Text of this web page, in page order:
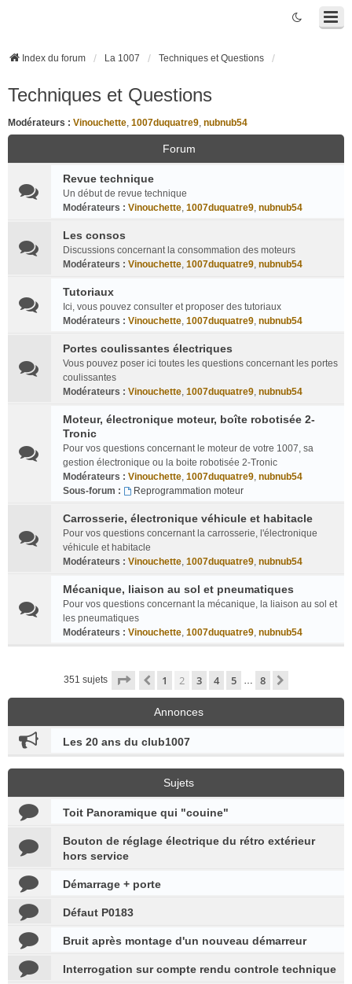
Index du forum La 1007 Techniques et Questions
Techniques et Questions
Modérateurs : Vinouchette, 1007duquatre9, nubnub54
Forum
Revue technique
Un début de revue technique
Modérateurs : Vinouchette, 1007duquatre9, nubnub54
Les consos
Discussions concernant la consommation des moteurs
Modérateurs : Vinouchette, 1007duquatre9, nubnub54
Tutoriaux
Ici, vous pouvez consulter et proposer des tutoriaux
Modérateurs : Vinouchette, 1007duquatre9, nubnub54
Portes coulissantes électriques
Vous pouvez poser ici toutes les questions concernant les portes
coulissantes
Modérateurs : Vinouchette, 1007duquatre9, nubnub54
Moteur, électronique moteur, boîte robotisée 2-
Tronic
Pour vos questions concernant le moteur de votre 1007, sa
gestion électronique ou la boite robotisée 2-Tronic
Modérateurs : Vinouchette, 1007duquatre9, nubnub54
Sous-forum :
Reprogrammation moteur
Carrosserie, électronique véhicule et habitacle
Pour vos questions concernant la carrosserie, l'électronique
véhicule et habitacle
Modérateurs : Vinouchette, 1007duquatre9, nubnub54
Mécanique, liaison au sol et pneumatiques
Pour vos questions concernant la mécanique, la liaison au sol et
les pneumatiques
Modérateurs : Vinouchette, 1007duquatre9, nubnub54
351 sujets Page sur8
Précédente
1 2 3 4 5 … 8
Annonces
Les 20 ans du club1007
Sujets
Toit Panoramique qui "couine"
Bouton de réglage électrique du rétro extérieur
hors service
Démarrage + porte
Défaut P0183
Bruit après montage d'un nouveau démarreur
Interrogation sur compte rendu controle technique